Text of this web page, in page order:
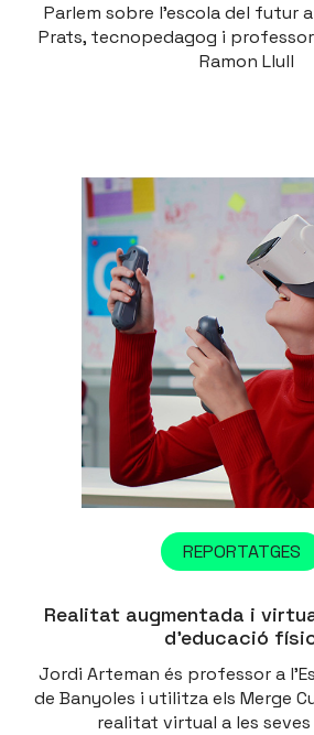
Parlem sobre l'escola del futur
Prats, tecnopedagog i
Ramon Llull
REPORTATGES
Realitat augmentada i
d’educació
Jordi Arteman és professor a
de Banyoles i utilitza els Merge
realitat virtual a les